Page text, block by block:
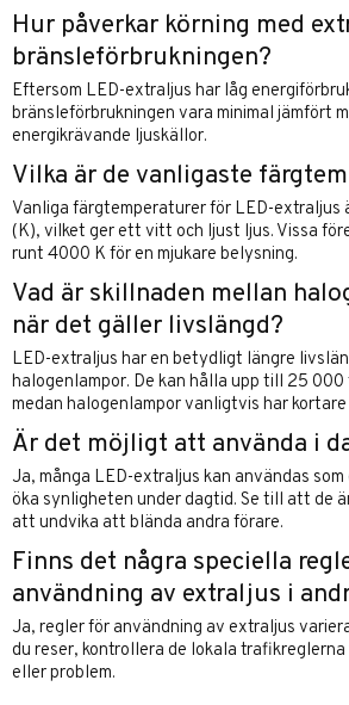
Hur påverkar körning med
bränsleförbrukningen?
Eftersom LED-extraljus har låg
bränsleförbrukningen vara minimal jämfört
energikrävande ljuskällor.
Vilka är de vanligaste
Vanliga färgtemperaturer för LED-extraljus
(K), vilket ger ett vitt och ljust ljus. Vissa
runt 4000 K för en mjukare belysning.
Vad är skillnaden mellan
när det gäller livslängd?
LED-extraljus har en betydligt längre
halogenlampor. De kan hålla upp till 25 000
medan halogenlampor vanligtvis har
Är det möjligt att använda i
Ja, många LED-extraljus kan användas
öka synligheten under dagtid. Se till att de
att undvika att blända andra förare.
Finns det några speciella
användning av extraljus i
Ja, regler för användning av extraljus
du reser, kontrollera de lokala
eller problem.